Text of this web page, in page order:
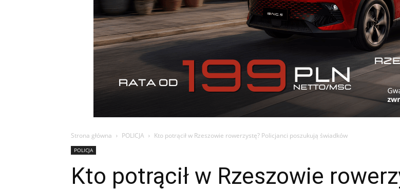
Strona główna POLICJA Kto potrącił w Rzeszowie rowerzystę? Policjanci poszukują świadków
POLICJA
Kto potrącił w Rzeszowie